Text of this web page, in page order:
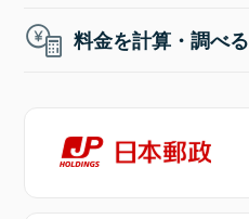
料金を計算・調べる